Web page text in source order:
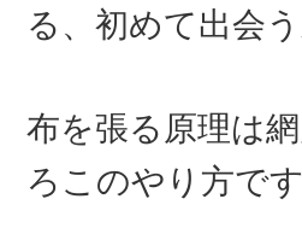
る、初めて出会
布を張る原理は
ろこのやり方です